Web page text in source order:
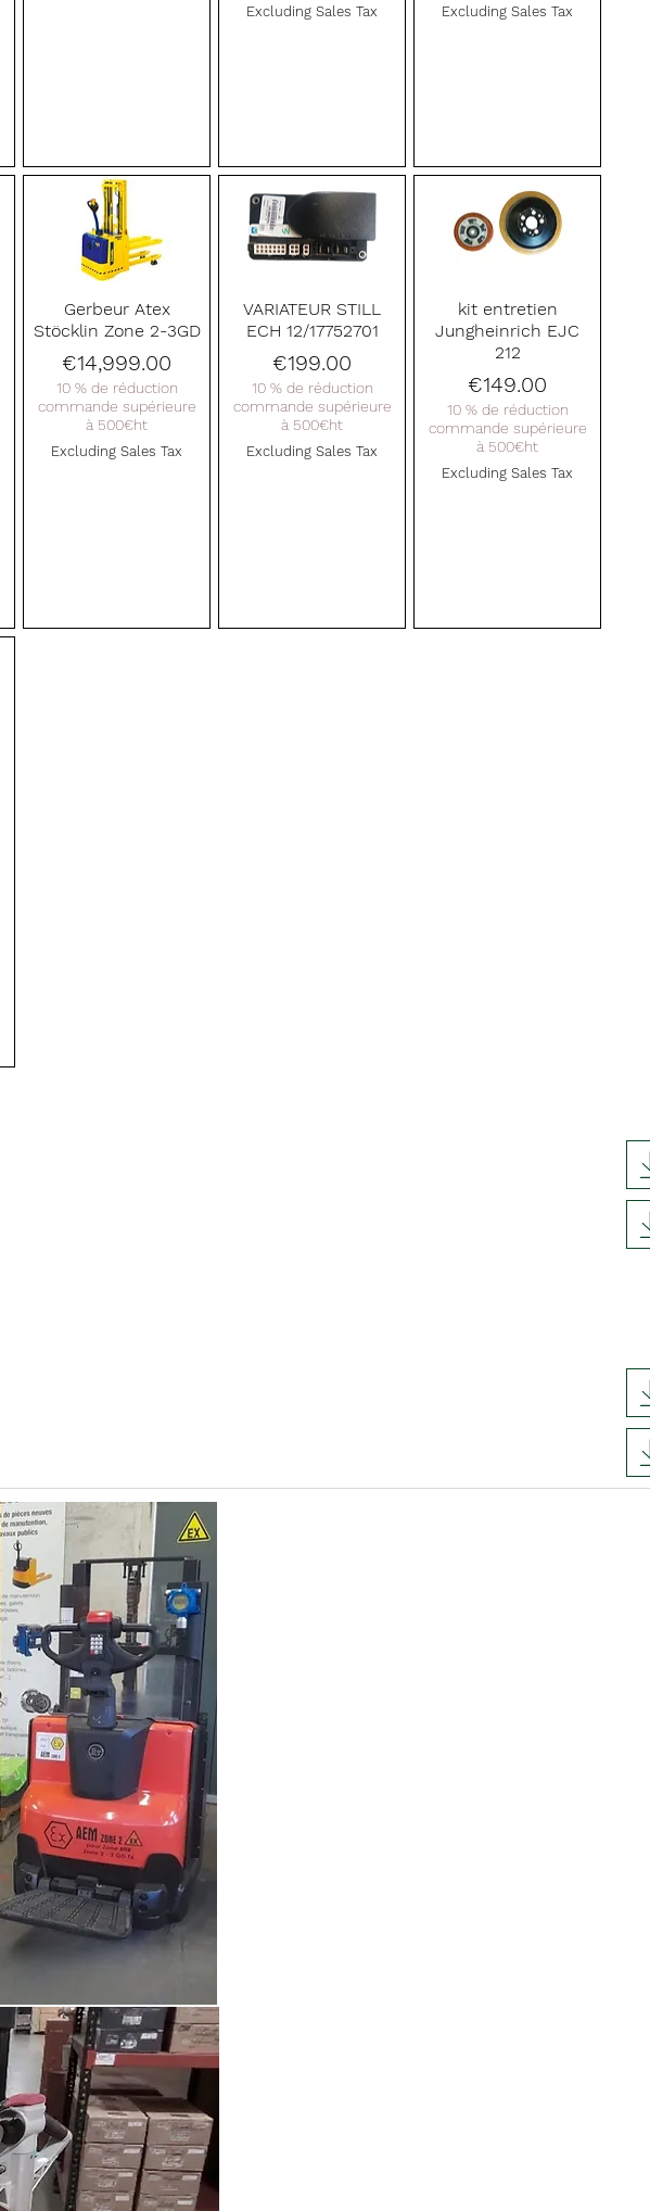
Excluding Sales Tax Excluding Sales Tax
Quick View
Gerbeur Atex
Stöcklin Zone 2-3GD
Price
€14,999.00
10 % de réduction
commande supérieure
à 500€ht
Excluding Sales Tax
Quick View
VARIATEUR STILL
ECH 12/17752701
Price
€199.00
10 % de réduction
commande supérieure
à 500€ht
Excluding Sales Tax
Quick View
kit entretien
Jungheinrich EJC
212
Price
€149.00
10 % de réduction
commande supérieure
à 500€ht
Excluding Sales Tax